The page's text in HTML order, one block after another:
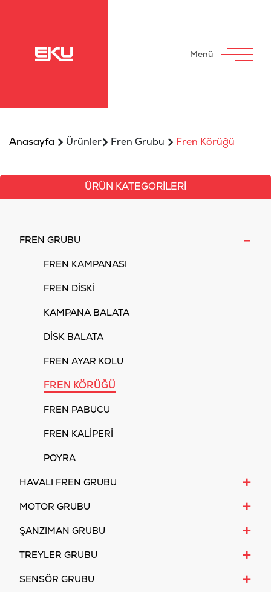
Menü
Anasayfa > Ürünler> Fren Grubu > Fren Körüğü
ÜRÜN KATEGORİLERİ
FREN GRUBU -
FREN KAMPANASI
FREN DİSKİ
KAMPANA BALATA
DİSK BALATA
FREN AYAR KOLU
FREN KÖRÜĞÜ
FREN PABUCU
FREN KALİPERİ
POYRA
HAVALI FREN GRUBU +
MOTOR GRUBU +
ŞANZIMAN GRUBU +
TREYLER GRUBU +
SENSÖR GRUBU +